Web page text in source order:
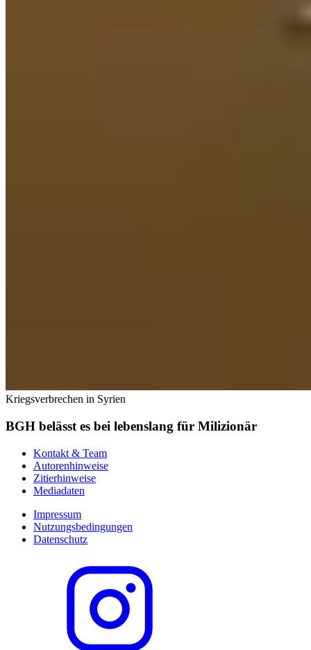
Kriegsverbrechen in Syrien
BGH belässt es bei lebenslang für Milizionär
Kontakt & Team
Autorenhinweise
Zitierhinweise
Mediadaten
Impressum
Nutzungsbedingungen
Datenschutz